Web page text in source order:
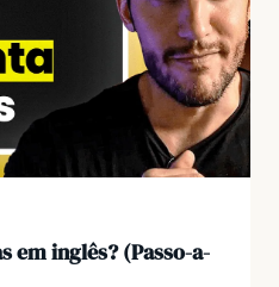
em inglês? (Passo-a-